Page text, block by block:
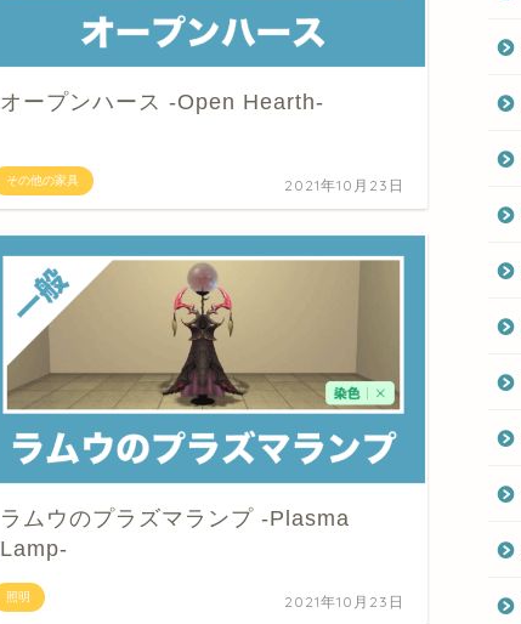
その他の家具
オープンハース -Open Hearth-
2021年10月23日
照明
ラムウのプラズマランプ -Plasma
Lamp-
2021年10月23日